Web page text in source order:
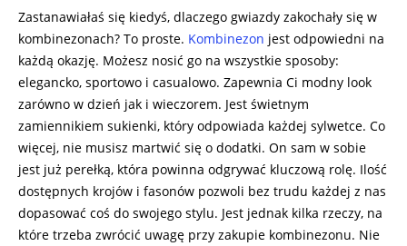
Zastanawiałaś się kiedyś, dlaczego gwiazdy zakochały się w
kombinezonach? To proste. Kombinezon jest odpowiedni na
każdą okazję. Możesz nosić go na wszystkie sposoby:
elegancko, sportowo i casualowo. Zapewnia Ci modny look
zarówno w dzień jak i wieczorem. Jest świetnym
zamiennikiem sukienki, który odpowiada każdej sylwetce. Co
więcej, nie musisz martwić się o dodatki. On sam w sobie
jest już perełką, która powinna odgrywać kluczową rolę. Ilość
dostępnych krojów i fasonów pozwoli bez trudu każdej z nas
dopasować coś do swojego stylu. Jest jednak kilka rzeczy, na
które trzeba zwrócić uwagę przy zakupie kombinezonu. Nie